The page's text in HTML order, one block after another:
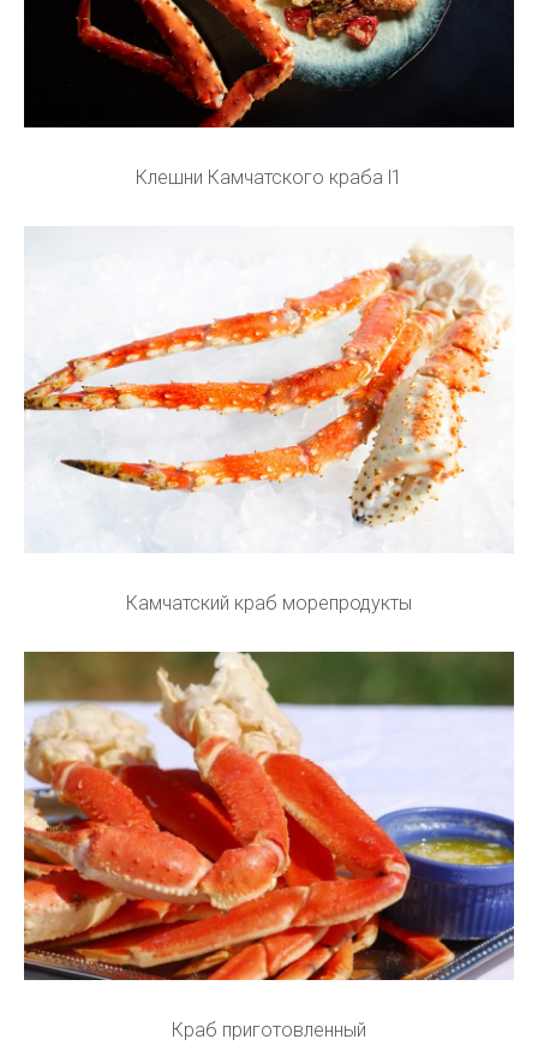
Клешни Камчатского краба l1
Камчатский краб морепродукты
Краб приготовленный